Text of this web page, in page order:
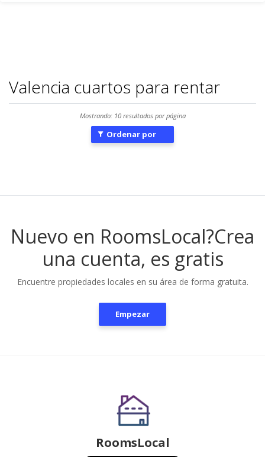
Valencia cuartos para rentar
Mostrando: 10 resultados por página
Ordenar por
Nuevo en RoomsLocal?Crea
una cuenta, es gratis
Encuentre propiedades locales en su área de forma gratuita.
Empezar
RoomsLocal